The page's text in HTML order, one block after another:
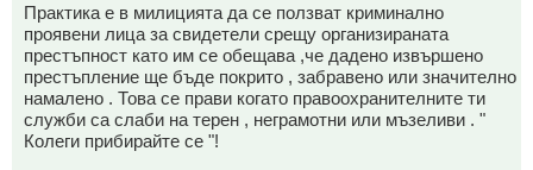
Практика е в милицията да се ползват криминално
проявени лица за свидетели срещу организираната
престъпност като им се обещава ,че дадено извършено
престъпление ще бъде покрито , забравено или значително
намалено . Това се прави когато правоохранителните ти
служби са слаби на терен , неграмотни или мъзеливи . "
Колеги прибирайте се "!